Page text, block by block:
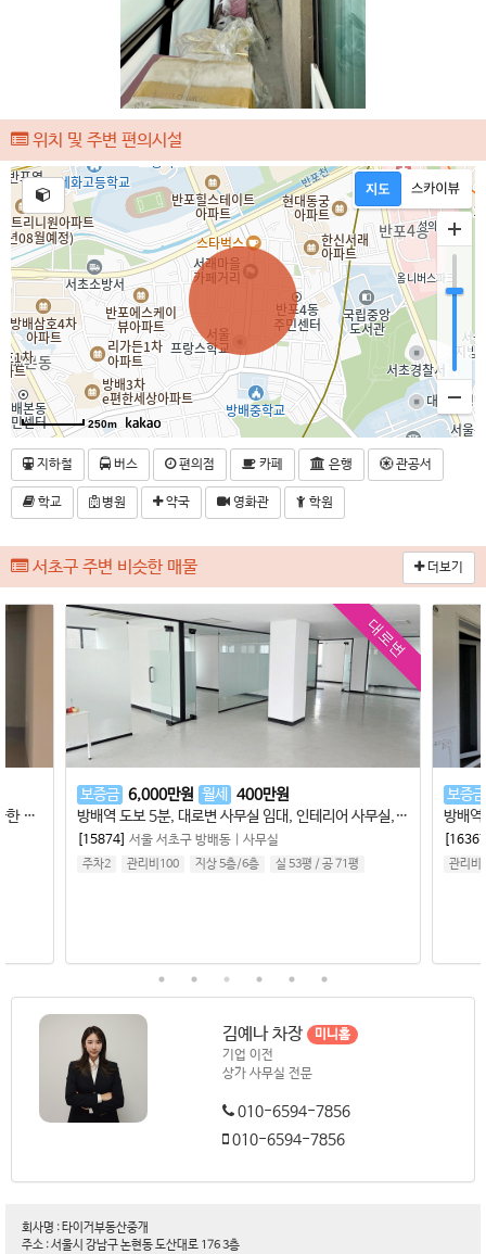
위치 및 주변 편의시설
250m
지하철 버스 편의점 카페 은행 관공서
학교 병원 약국 영화관 학원
더보기
서초구 주변 비슷한 매물
대치동 사무실 임대 선릉역 인근 개방감 우수한 깔끔한 사무실 임대
대로변
보증금 6,000만원 월세 400만원
방배역 도보 5분, 대로변 사무실 임대, 인테리어 사무실, 냉난방시설 완비, 깔끔한 인테리어
[15874] 서울 서초구 방배동| 사무실
주차2 관리비100 지상 5층/6층 실 53평/ 공 71평
보증금
[16367]
관리비
김예나 차장 미니홈
기업 이전
상가 사무실 전문
010-6594-7856
010-6594-7856
회사명 : 타이거부동산중개
주소 : 서울시 강남구 논현동 도산대로 176 3층